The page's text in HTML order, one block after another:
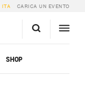
BERGOLO
ITA CARICA UN EVENTO
SHOP